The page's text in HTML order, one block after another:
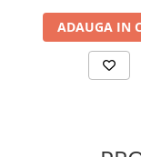
ADAUGA IN